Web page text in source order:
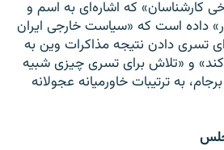
کارشناسان» که اشاره‌ای به اسم و
داده است که «سیاست خارجی ایران
تسری دادن نتیجه مذاکرات وین به
و «تلاش برای تسری چیزی شبیه
به ترتیبات خاورمیانه عجولانه